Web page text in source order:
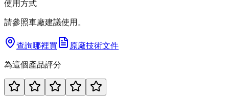
使用方式
請參照車廠建議使用。
查詢哪裡買 原廠技術文件
為這個產品評分